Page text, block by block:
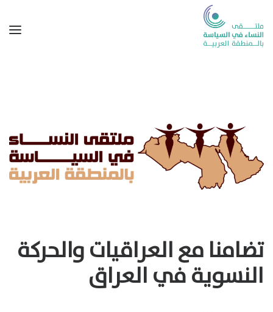
تضامنا مع العراقيات والحركة
النسوية في العراق